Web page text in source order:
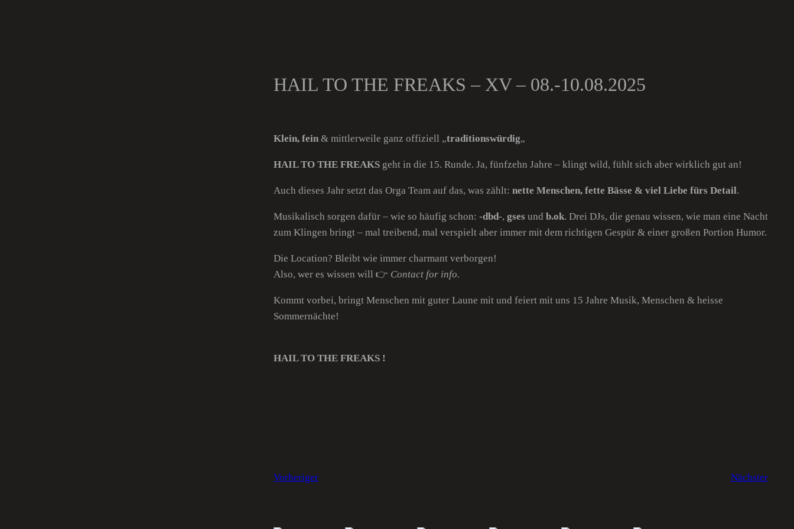
HAIL TO THE FREAKS – XV – 08.-10.08.2025
Klein, fein& mittlerweile ganz offiziell „traditionswürdig„
HAIL TO THE FREAKSgeht in die 15. Runde. Ja, fünfzehn Jahre – klingt wild, fühlt sich aber wirklich gut an!
Auch dieses Jahr setzt das Orga Team auf das, was zählt: nette Menschen, fette Bässe & viel Liebe fürs Detail.
Musikalisch sorgen dafür – wie so häufig schon: -dbd-, gses und b.ok. Drei DJs, die genau wissen, wie man eine Nacht
zum Klingen bringt – mal treibend, mal verspielt aber immer mit dem richtigen Gespür & einer großen Portion Humor.
Die Location? Bleibt wie immer charmant verborgen!
Also, wer es wissen will 👉 Contact for info.
Kommt vorbei, bringt Menschen mit guter Laune mit und feiert mit uns 15 Jahre Musik, Menschen & heisse
Sommernächte!
HAIL TO THE FREAKS !
Vorheriger Nächster